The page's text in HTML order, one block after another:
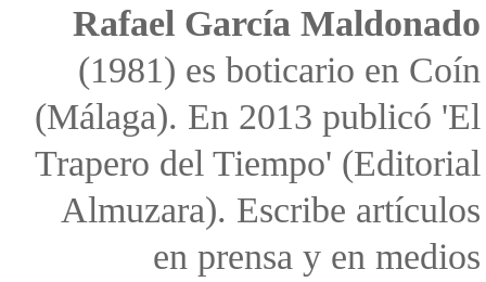
Rafael García Maldonado
(1981) es boticario en Coín
(Málaga). En 2013 publicó 'El
Trapero del Tiempo' (Editorial
Almuzara). Escribe artículos
en prensa y en medios